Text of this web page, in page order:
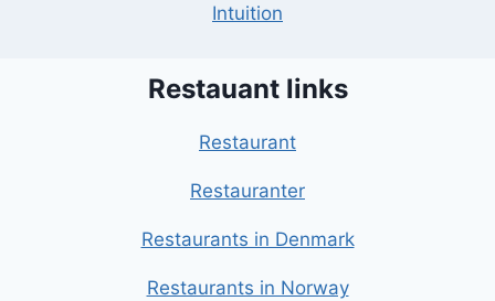
Intuition
Restauant links
Restaurant
Restauranter
Restaurants in Denmark
Restaurants in Norway